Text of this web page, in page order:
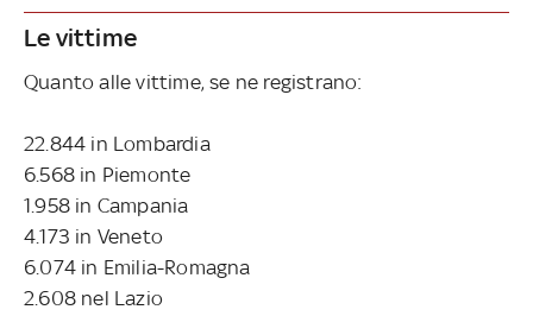
Le vittime
Quanto alle vittime, se ne registrano:
22.844 in Lombardia
6.568 in Piemonte
1.958 in Campania
4.173 in Veneto
6.074 in Emilia-Romagna
2.608 nel Lazio